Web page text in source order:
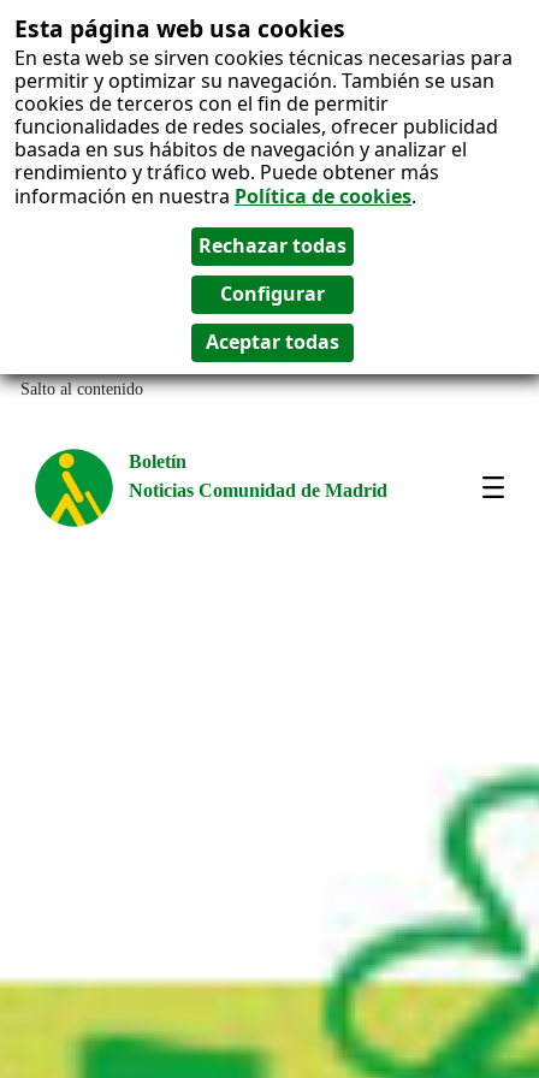
Esta página web usa cookies
En esta web se sirven cookies técnicas necesarias para
permitir y optimizar su navegación. También se usan
cookies de terceros con el fin de permitir
funcionalidades de redes sociales, ofrecer publicidad
basada en sus hábitos de navegación y analizar el
rendimiento y tráfico web. Puede obtener más
información en nuestra Política de cookies.
Salto al contenido
Boletín
Noticias Comunidad de Madrid